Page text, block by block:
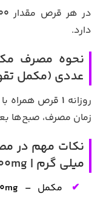
در هر قرص مقدار
دارد.
عددی (مکمل
روزانه 1 قرص همراه
زمان مصرف، صبح‌ها
میلی گرم | Muscle Rulz Shilajit 1000mg
مکمل–